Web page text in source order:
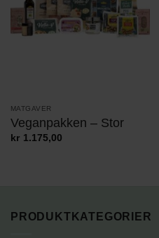
MATGAVER
Veganpakken – Stor
kr 1.175,00
PRODUKTKATEGORIER